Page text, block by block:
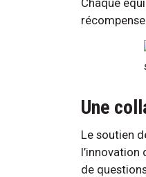
Une
Le soutien
l’innovation
de